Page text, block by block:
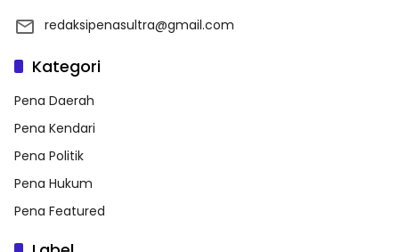
redaksipenasultra@gmail.com
Kategori
Pena Daerah
Pena Kendari
Pena Politik
Pena Hukum
Pena Featured